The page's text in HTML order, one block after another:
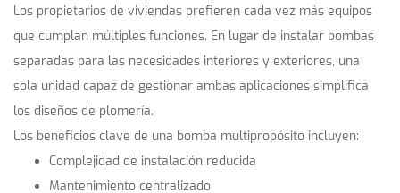
Los propietarios de viviendas prefieren cada vez más equipos
que cumplan múltiples funciones. En lugar de instalar bombas
separadas para las necesidades interiores y exteriores, una
sola unidad capaz de gestionar ambas aplicaciones simplifica
los diseños de plomería.
Los beneficios clave de una bomba multipropósito incluyen:
Complejidad de instalación reducida
Mantenimiento centralizado